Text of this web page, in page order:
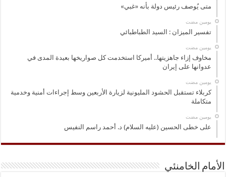
متى يُوصف رئيس دولة بأنه «غبي»
‏يومين مضت
تفسير الميزان : السيد الطباطبائي
‏يومين مضت
مخاوف إزاء جاهزيتها.. أميركا استخدمت كل صواريخها بعيدة المدى في
عدوانها على إيران
‏يومين مضت
كربلاء تستقبل الحشود المليونية لزيارة الأربعين وسط إجراءات أمنية وخدمية
متكاملة
‏يومين مضت
على خطى الحسين (عليه السلام) د. أحمد راسم النفيس
الأمام الخامنئي